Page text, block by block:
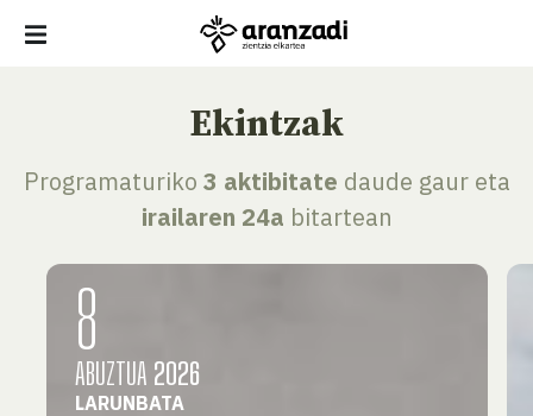
Ekintzak
Programaturiko 3 aktibitate daude gaur eta
irailaren 24a bitartean
8
ABUZTUA 2026
LARUNBATA